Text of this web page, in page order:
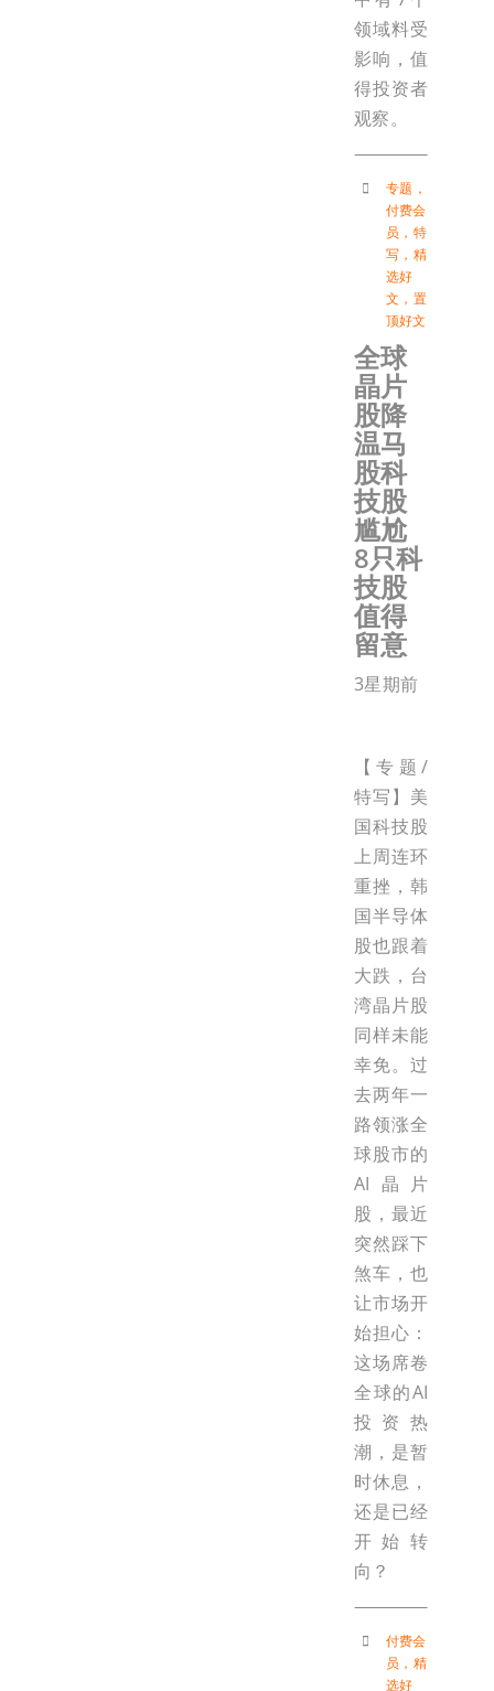
领域料受
影响，值
得投资者
观察。
专题 ，
付费会
员 ， 特
写 ， 精
选好
文 ， 置
顶好文
全球
晶片
股降
温马
股科
技股
尴尬
8只科
技股
值得
留意
3星期前
【专题/
特写】美
国科技股
上周连环
重挫，韩
国半导体
股也跟着
大跌，台
湾晶片股
同样未能
幸免。过
去两年一
路领涨全
球股市的
AI晶片
股，最近
突然踩下
煞车，也
让市场开
始担心：
这场席卷
全球的AI
投资热
潮，是暂
时休息，
还是已经
开始转
向？
付费会
员 ， 精
选好